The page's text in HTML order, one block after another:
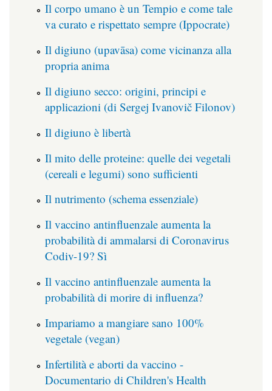
Il corpo umano è un Tempio e come tale
va curato e rispettato sempre (Ippocrate)
Il digiuno (upavāsa) come vicinanza alla
propria anima
Il digiuno secco: origini, principi e
applicazioni (di Sergej Ivanovič Filonov)
Il digiuno è libertà
Il mito delle proteine: quelle dei vegetali
(cereali e legumi) sono sufficienti
Il nutrimento (schema essenziale)
Il vaccino antinfluenzale aumenta la
probabilità di ammalarsi di Coronavirus
Codiv-19? Sì
Il vaccino antinfluenzale aumenta la
probabilità di morire di influenza?
Impariamo a mangiare sano 100%
vegetale (vegan)
Infertilità e aborti da vaccino -
Documentario di Children's Health